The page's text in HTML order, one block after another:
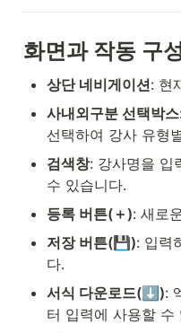
화면과 작동 구
상단 네비게이션: 현
사내외구분 선택박스
선택하여 강사 유형
검색창: 강사명을 입
수 있습니다.
등록 버튼(＋): 새로
저장 버튼(💾): 입력
다.
서식 다운로드(⬇):
터 입력에 사용할 수